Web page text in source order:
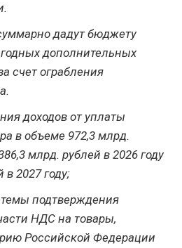
дадут бюджету
дополнительных
счет ограбления
доходов от уплаты
в объеме 972,3 млрд.
млрд. рублей в 2026 году
в 2027 году;
подтверждения
НДС на товары,
Российской Федерации